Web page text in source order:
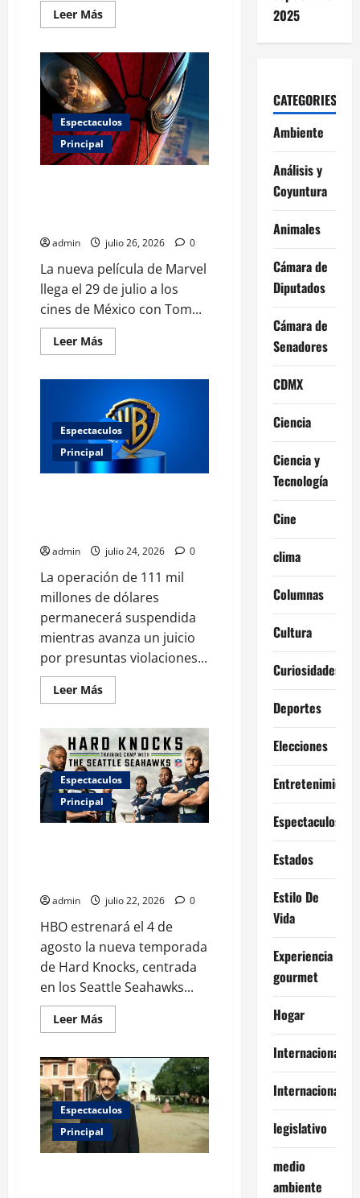
Leer MásLeer
más
Miley
Cyrus
cambia
de
disquera
y
abre
la
puerta
a
Espectaculos
Principal
admin julio 26, 2026 0
La nueva película de Marvel
llega el 29 de julio a los
cines de México con Tom...
Leer MásLeer
más
Man:
Brand
New
Day:
estreno,
elenco,
boletos
y
Espectaculos
Principal
admin julio 24, 2026 0
La operación de 111 mil
millones de dólares
permanecerá suspendida
mientras avanza un juicio
por presuntas violaciones...
Leer MásLeer
más
Paramount
frena
su
fusión
con
Warner
por
una
demanda
Espectaculos
Principal
admin julio 22, 2026 0
HBO estrenará el 4 de
agosto la nueva temporada
de Hard Knocks, centrada
en los Seattle Seahawks...
Leer MásLeer
más
‘Hard
Knocks’
revela
a
los
Seahawks
campeones:
mira
el
Espectaculos
Principal
2025
CATEGORIES
Ambiente
Análisis y
Coyuntura
Animales
Cámara de
Diputados
Cámara de
Senadores
CDMX
Ciencia
Ciencia y
Tecnología
Cine
clima
Columnas
Cultura
Curiosidades
Deportes
Elecciones
Entretenimiento
Espectaculos
Estados
Estilo De
Vida
Experiencia
gourmet
Hogar
Internacional
Internacionales
legislativo
medio
ambiente